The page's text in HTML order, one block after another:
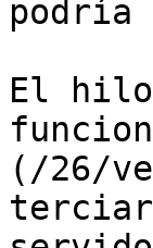
podría
El hilo
(/26/